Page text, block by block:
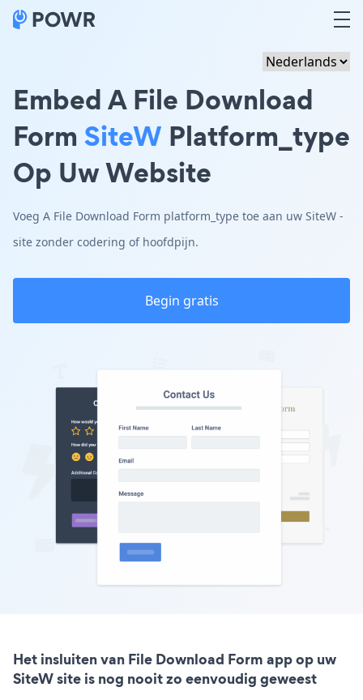
Embed A File Download
Form SiteW Platform_type
Op Uw Website
Voeg A File Download Form platform_type toe aan uw SiteW -
site zonder codering of hoofdpijn.
Begin gratis
Het insluiten van File Download Form app op uw
SiteW site is nog nooit zo eenvoudig geweest